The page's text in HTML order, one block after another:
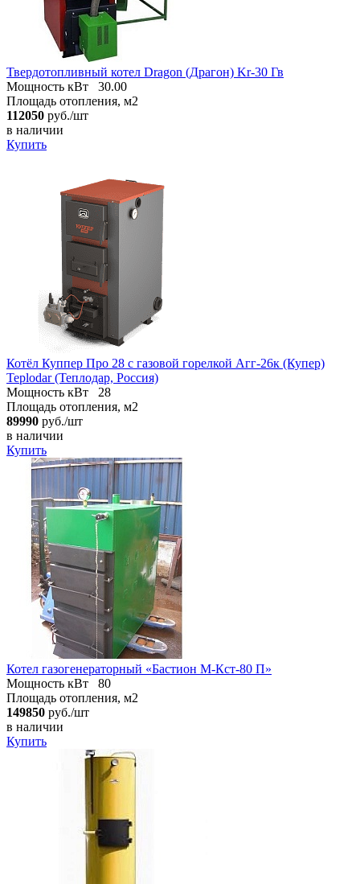
Твердотопливный котел Dragon (Драгон) Kr-30 Гв
Мощность кВт
30.00
Площадь отопления, м2
112050 руб./шт
в наличии
Купить
Котёл Куппер Про 28 с газовой горелкой Агг-26к (Купер)
Teplodar (Теплодар, Россия)
Мощность кВт
28
Площадь отопления, м2
89990 руб./шт
в наличии
Купить
Котел газогенераторный «Бастион М-Кст-80 П»
Мощность кВт
80
Площадь отопления, м2
149850 руб./шт
в наличии
Купить